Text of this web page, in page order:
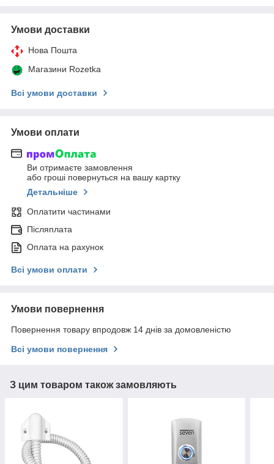
Умови доставки
Нова Пошта
Магазини Rozetka
Всі умови доставки
Умови оплати
Ви отримаєте замовлення
або гроші повернуться на вашу картку
Детальніше
Оплатити частинами
Післяплата
Оплата на рахунок
Всі умови оплати
Умови повернення
Повернення товару впродовж 14 днів за домовленістю
Всі умови повернення
З цим товаром також замовляють